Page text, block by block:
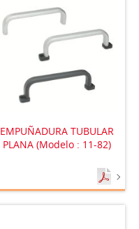
EMPUÑADURA TUBULAR
PLANA (Modelo : 11-82)